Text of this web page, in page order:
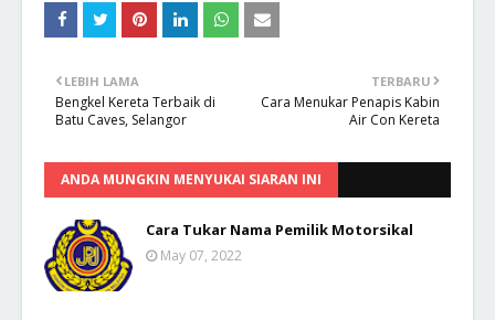
TERBARU
Cara Menukar Penapis Kabin
Air Con Kereta
LEBIH LAMA
Bengkel Kereta Terbaik di
Batu Caves, Selangor
ANDA MUNGKIN MENYUKAI SIARAN INI
Cara Tukar Nama Pemilik Motorsikal
May 07, 2022